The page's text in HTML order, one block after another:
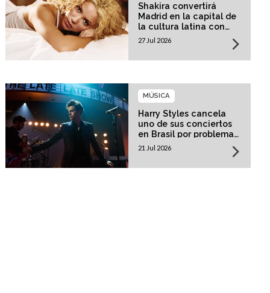
Shakira convertirá
Madrid en la capital de
la cultura latina con
una residencia histórica
27 Jul 2026
Harry Styles cancela
uno de sus conciertos
en Brasil por problemas
de salud
MÚSICA
21 Jul 2026